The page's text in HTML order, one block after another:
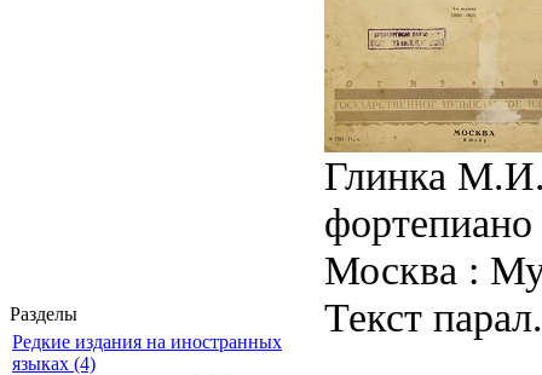
Разделы
Редкие издания на иностранных
языках (4)
Глинка М.И.
Москва :
Текст